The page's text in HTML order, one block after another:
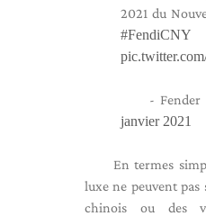
2021 du
#FendiCNY
- Fender
janvier 2021
En termes
luxe ne peuvent pas
chinois ou des